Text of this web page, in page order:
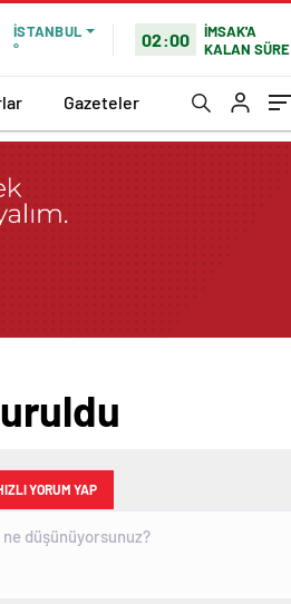
İSTANBUL
°
02:00
İMSAK'A
KALAN SÜRE
Gazeteler
YORUM YAP